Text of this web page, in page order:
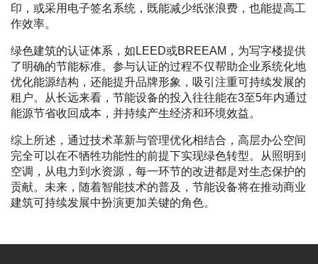
印，或采用电子签名系统，既能减少纸张浪费，也能提高工
作效率。
绿色建筑的认证体系，如LEED或BREEAM，为写字楼提供
了明确的节能标准。参与认证的过程不仅帮助企业系统化地
优化能源结构，还能提升品牌形象，吸引注重可持续发展的
租户。从长远来看，节能设备的投入往往能在3至5年内通过
能源节省收回成本，并持续产生经济和环境效益。
综上所述，通过技术革新与管理优化相结合，高层办公空间
完全可以在不牺牲功能性的前提下实现绿色转型。从照明到
空调，从电力到水资源，每一环节的改进都是对生态保护的
贡献。未来，随着智能技术的普及，节能设备将在推动商业
建筑可持续发展中扮演更加关键的角色。